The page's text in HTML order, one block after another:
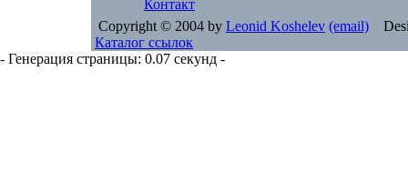
Контакт
Copyright © 2004 by Leonid Koshelev (email)
Каталог ссылок
- Генерация страницы: 0.07 секунд -